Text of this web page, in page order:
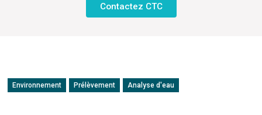
Contactez CTC
Environnement Prélèvement Analyse d'eau